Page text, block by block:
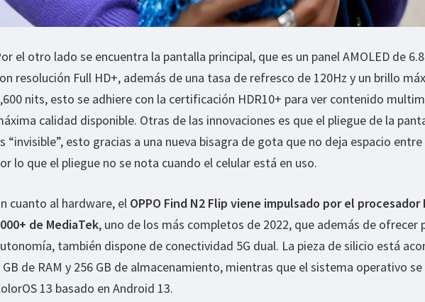
el otro lado se encuentra la pantalla principal, que es un panel AMOLED de
resolución Full HD+, además de una tasa de refresco de 120Hz y un brillo
nits, esto se adhiere con la certificación HDR10+ para ver contenido
calidad disponible. Otras de las innovaciones es que el pliegue de la
“invisible”, esto gracias a una nueva bisagra de gota que no deja espacio
lo que el pliegue no se nota cuando el celular está en uso.
cuanto al hardware, el OPPO Find N2 Flip viene impulsado por el
de MediaTek, uno de los más completos de 2022, que además de ofrecer
también dispone de conectividad 5G dual. La pieza de silicio está
GB de RAM y 256 GB de almacenamiento, mientras que el sistema operativo
13 basado en Android 13.